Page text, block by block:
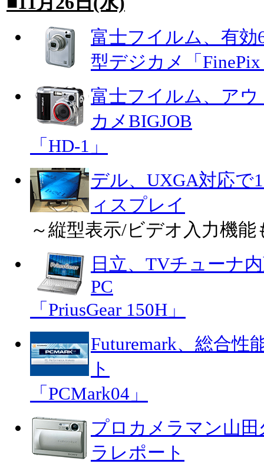
富士フイルム、有効
型デジカメ「FinePix
富士フイルム、ア
カメBIGJOB
「HD-1」
デル、UXGA対応で
ィスプレイ
～縦型表示/ビデオ入力機能
日立、TVチューナ
PC
「PriusGear 150H」
Futuremark、総合性
ト
「PCMark04」
プロカメラマン山
ラレポート